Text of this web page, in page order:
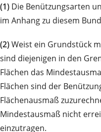
(1) Die Benützungsarten
im Anhang zu diesem
(2)Weist ein Grundstück
sind diejenigen in den
Flächen das
Flächen sind der
Flächenausmaß
Mindestausmaß nicht
einzutragen.